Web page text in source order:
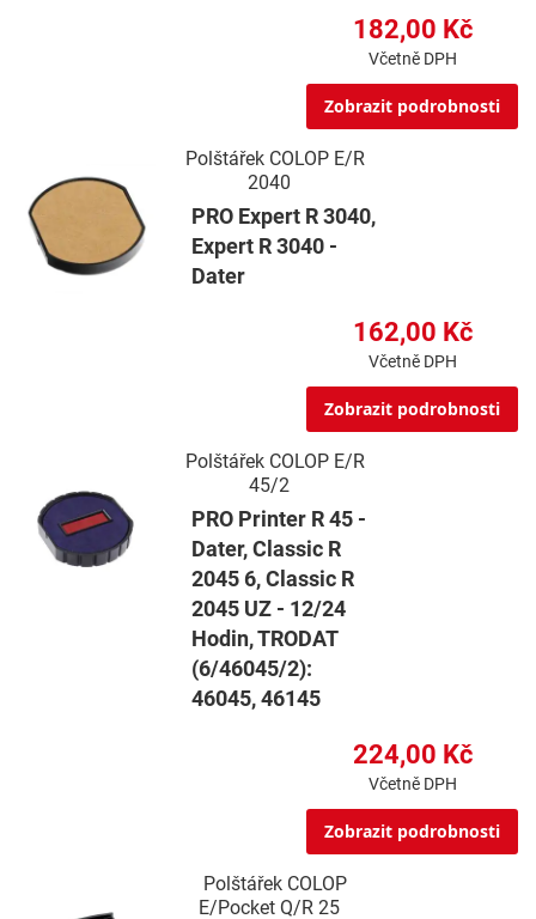
182,00 Kč
Včetně DPH
Zobrazit podrobnosti
Polštářek COLOP E/R
2040
PRO Expert R 3040,
Expert R 3040 -
Dater
162,00 Kč
Včetně DPH
Zobrazit podrobnosti
Polštářek COLOP E/R
45/2
PRO Printer R 45 -
Dater, Classic R
2045 6, Classic R
2045 UZ - 12/24
Hodin, TRODAT
(6/46045/2):
46045, 46145
224,00 Kč
Včetně DPH
Zobrazit podrobnosti
Polštářek COLOP
E/Pocket Q/R 25